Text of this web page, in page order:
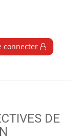
connecter
DE